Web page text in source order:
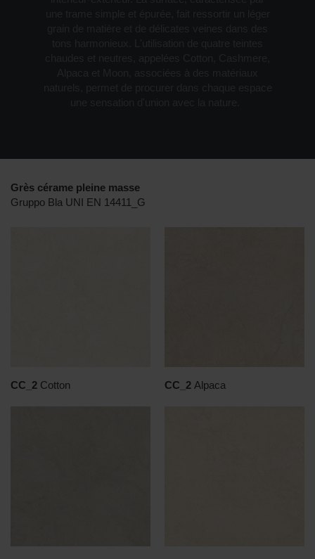
Grès cérame pleine masse
Gruppo Bla UNI EN 14411_G
CC_2 Cotton CC_2 Alpaca